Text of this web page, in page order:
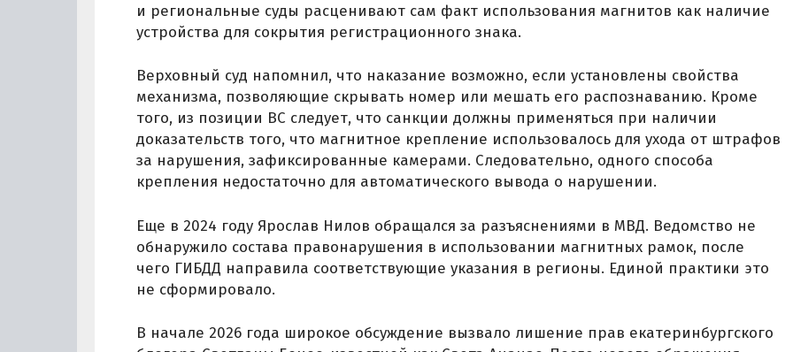
и региональные суды расценивают сам факт использования магнитов как наличие
устройства для сокрытия регистрационного знака.
Верховный суд напомнил, что наказание возможно, если установлены свойства
механизма, позволяющие скрывать номер или мешать его распознаванию. Кроме
того, из позиции ВС следует, что санкции должны применяться при наличии
доказательств того, что магнитное крепление использовалось для ухода от штрафов
за нарушения, зафиксированные камерами. Следовательно, одного способа
крепления недостаточно для автоматического вывода о нарушении.
Еще в 2024 году Ярослав Нилов обращался за разъяснениями в МВД. Ведомство не
обнаружило состава правонарушения в использовании магнитных рамок, после
чего ГИБДД направила соответствующие указания в регионы. Единой практики это
не сформировало.
В начале 2026 года широкое обсуждение вызвало лишение прав екатеринбургского